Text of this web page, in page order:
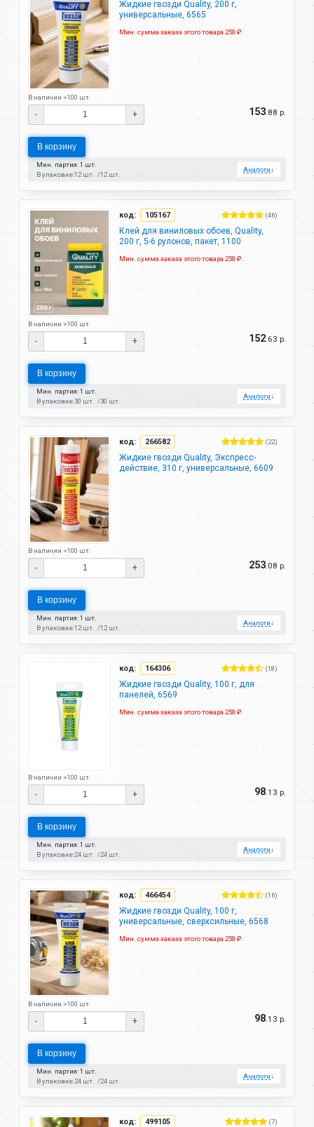
Жидкие гвозди Quality, 200 г,
универсальные, 6565
Мин. сумма заказа этого товара 250 ₽.
В наличии >100 шт.
- + 153.88 р.
В корзину
Мин. партия: 1 шт.
В упаковке:12 шт. 12 шт.
Аналоги↓
код: 105167 (46)
Клей для виниловых обоев, Quality,
200 г, 5-6 рулонов, пакет, 1100
Мин. сумма заказа этого товара 250 ₽.
В наличии >100 шт.
- + 152.63 р.
В корзину
Мин. партия: 1 шт.
В упаковке:30 шт. 30 шт.
Аналоги↓
код: 266582 (22)
Жидкие гвозди Quality, Экспресс-
действие, 310 г, универсальные, 6609
В наличии >100 шт.
- + 253.08 р.
В корзину
Мин. партия: 1 шт.
В упаковке:12 шт. 12 шт.
Аналоги↓
код: 164306 (18)
Жидкие гвозди Quality, 100 г, для
панелей, 6569
Мин. сумма заказа этого товара 250 ₽.
В наличии >100 шт.
- + 98.13 р.
В корзину
Мин. партия: 1 шт.
В упаковке:24 шт. 24 шт.
Аналоги↓
код: 466454 (16)
Жидкие гвозди Quality, 100 г,
универсальные, сверхсильные, 6568
Мин. сумма заказа этого товара 250 ₽.
В наличии >100 шт.
- + 98.13 р.
В корзину
Мин. партия: 1 шт.
В упаковке:24 шт. 24 шт.
Аналоги↓
код: 499105 (7)